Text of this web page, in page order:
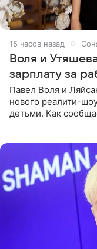
15 часов назад
Воля и
зарплату за
Павел Воля и
нового реалити-
детьми. Как